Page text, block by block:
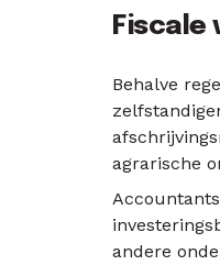
Fiscale
Behalve
agrarische
andere